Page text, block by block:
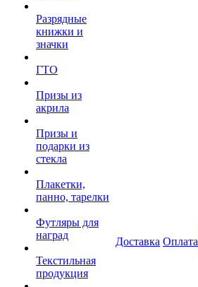
Разрядные
книжки и
значки
ГТО
Призы из
акрила
Призы и
подарки из
стекла
Плакетки,
панно, тарелки
Футляры для
наград
Текстильная
продукция
Доставка Оплата